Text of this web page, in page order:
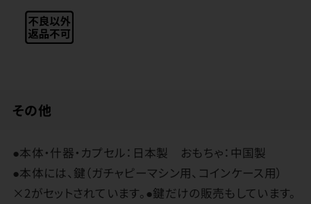
その他
●本体・什器・カプセル：日本製 おもちゃ：中国製
●本体には、鍵（ガチャピーマシン用、コインケース用）
×2がセットされています。●鍵だけの販売もしています。